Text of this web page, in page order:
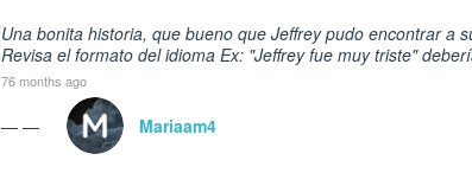
Una bonita historia, que bueno que Jeffrey pudo encontrar a
Revisa el formato del idioma Ex: "Jeffrey fue muy triste"
76 months ago
— — Mariaam4